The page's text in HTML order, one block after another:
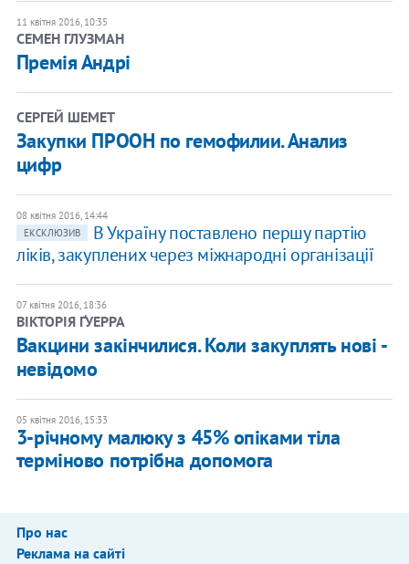
11 квітня 2016, 10:35
СЕМЕН ГЛУЗМАН
Премія Андрі
СЕРГЕЙ ШЕМЕТ
Закупки ПРООН по гемофилии. Анализ
цифр
08 квітня 2016, 14:44
ЕКСКЛЮЗИВ
В Україну поставлено першу партію
ліків, закуплених через міжнародні організації
07 квітня 2016, 18:36
ВІКТОРІЯ ҐУЕРРА
Вакцини закінчилися. Коли закуплять нові -
невідомо
05 квітня 2016, 15:33
3-річному малюку з 45% опіками тіла
терміново потрібна допомога
Про нас
Реклама на сайті